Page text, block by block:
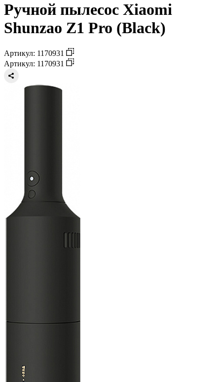
Ручной пылесос Xiaomi
Shunzao Z1 Pro (Black)
Артикул: 1170931
Артикул: 1170931